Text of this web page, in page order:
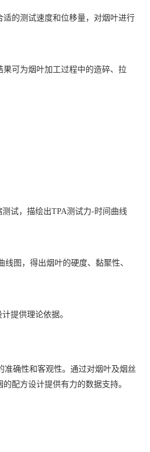
的测试速度和位移量，对烟叶进行
可为烟叶加工过程中的造碎、拉
试，描绘出TPA测试力-时间曲线
图，得出烟叶的硬度、黏聚性、
提供理论依据。
确性和客观性。通过对烟叶及烟丝
配方设计提供有力的数据支持。